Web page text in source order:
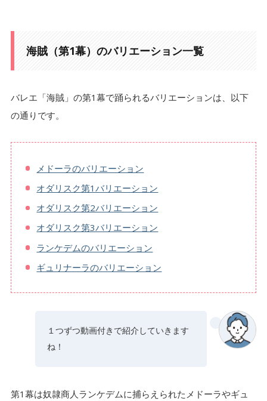
海賊（第1幕）のバリエーション一覧
バレエ「海賊」の第1幕で踊られるバリエーションは、以下
の通りです。
メドーラのバリエーション
オダリスク第1バリエーション
オダリスク第2バリエーション
オダリスク第3バリエーション
ランケデムのバリエーション
ギュリナーラのバリエーション
１つずつ動画付きで紹介していきます
ね！
第1幕は奴隷商人ランケデムに捕らえられたメドーラやギュ